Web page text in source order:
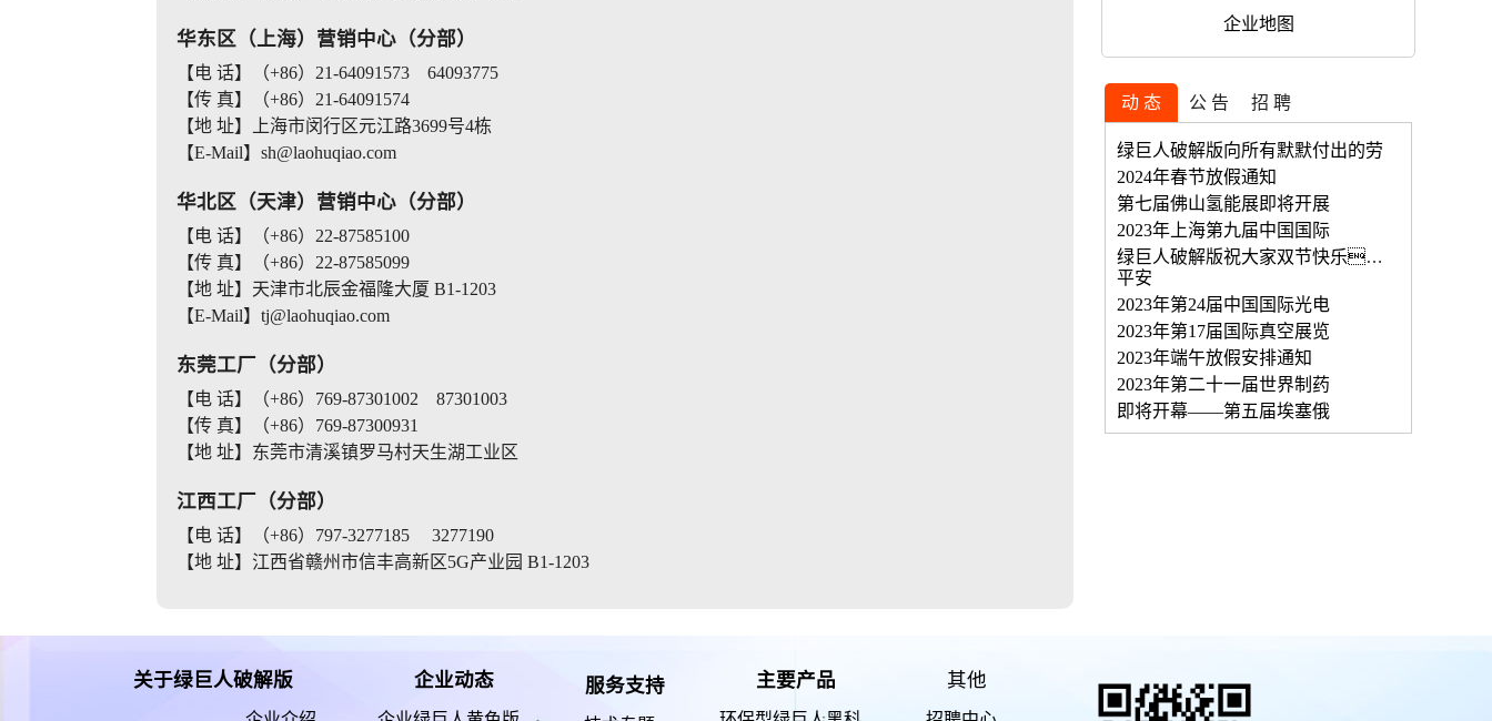
华东区（上海）营销中心（分部）
【电 话】（+86）21-64091573 64093775
【传 真】（+86）21-64091574
【地 址】上海市闵行区元江路3699号4栋
【E-Mail】sh@laohuqiao.com
华北区（天津）营销中心（分部）
【电 话】（+86）22-87585100
【传 真】（+86）22-87585099
【地 址】天津市北辰金福隆大厦 B1-1203
【E-Mail】tj@laohuqiao.com
东莞工厂（分部）
【电 话】（+86）769-87301002 87301003
【传 真】（+86）769-87300931
【地 址】东莞市清溪镇罗马村天生湖工业区
江西工厂（分部）
【电 话】（+86）797-3277185 3277190
【地 址】江西省赣州市信丰高新区5G产业园 B1-1203
企业地图
动 态 公 告 招 聘
绿巨人破解版向所有默默付出的劳
2024年春节放假通知
第七届佛山氢能展即将开展
2023年上海第九届中国国际
绿巨人破解版祝大家双节快乐，
平安
2023年第24届中国国际光电
2023年第17届国际真空展览
2023年端午放假安排通知
2023年第二十一届世界制药
即将开幕——第五届埃塞俄
关于绿巨人破解版 企业动态 服务支持 主要产品 其他